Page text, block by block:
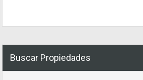
Buscar Propiedades